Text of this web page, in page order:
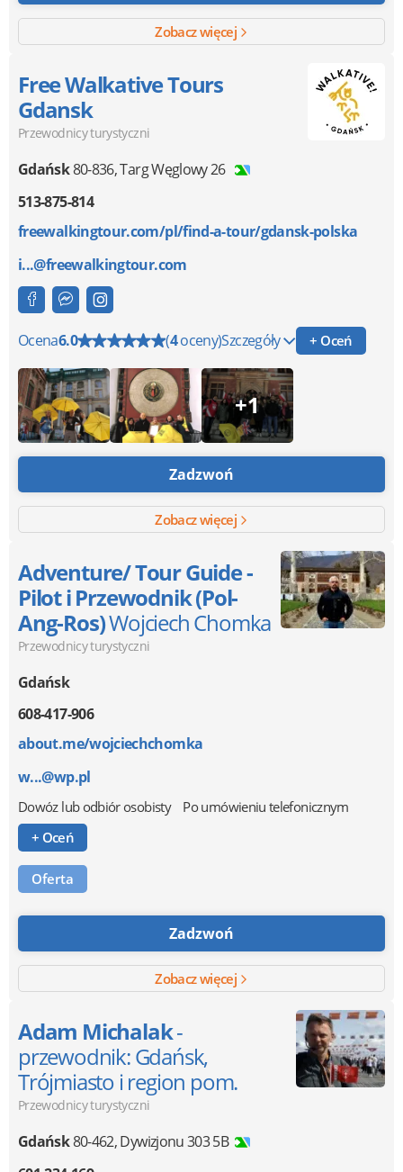
Zobacz więcej
Free Walkative Tours
Gdansk
Przewodnicy turystyczni
Gdańsk80-836,Targ Węglowy 26
513-875-814
freewalkingtour.com/pl/find-a-tour/gdansk-polska
i...@freewalkingtour.com
Ocena6.0 (4oceny)Szczegóły + Oceń
+1
Zadzwoń
Zobacz więcej
Adventure/ Tour Guide -
Pilot i Przewodnik (Pol-
Ang-Ros)Wojciech Chomka
Przewodnicy turystyczni
Gdańsk
608-417-906
about.me/wojciechchomka
w...@wp.pl
Dowóz lub odbiór osobisty
Po umówieniu telefonicznym
+ Oceń
Oferta
Zadzwoń
Zobacz więcej
Adam Michalak-
przewodnik: Gdańsk,
Trójmiasto i region pom.
Przewodnicy turystyczni
Gdańsk80-462,Dywizjonu 303 5B